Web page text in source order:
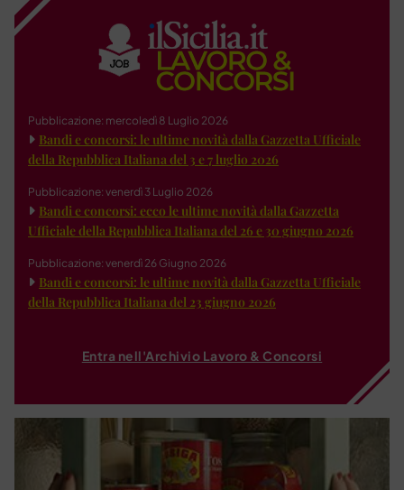
Pubblicazione: mercoledì 8 Luglio 2026
Bandi e concorsi: le ultime novità dalla Gazzetta Ufficiale
della Repubblica Italiana del 3 e 7 luglio 2026
Pubblicazione: venerdì 3 Luglio 2026
Bandi e concorsi: ecco le ultime novità dalla Gazzetta
Ufficiale della Repubblica Italiana del 26 e 30 giugno 2026
Pubblicazione: venerdì 26 Giugno 2026
Bandi e concorsi: le ultime novità dalla Gazzetta Ufficiale
della Repubblica Italiana del 23 giugno 2026
Entra nell'Archivio Lavoro & Concorsi